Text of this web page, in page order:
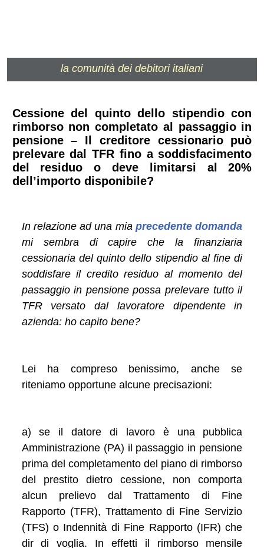
la comunità dei debitori italiani
Cessione del quinto dello stipendio con
rimborso non completato al passaggio in
pensione – Il creditore cessionario può
prelevare dal TFR fino a soddisfacimento
del residuo o deve limitarsi al 20%
dell’importo disponibile?
In relazione ad una miaprecedente domanda
mi sembra di capire che la finanziaria
cessionaria del quinto dello stipendio al fine di
soddisfare il credito residuo al momento del
passaggio in pensione possa prelevare tutto il
TFR versato dal lavoratore dipendente in
azienda: ho capito bene?
Lei ha compreso benissimo, anche se
riteniamo opportune alcune precisazioni:
a) se il datore di lavoro è una pubblica
Amministrazione (PA) il passaggio in pensione
prima del completamento del piano di rimborso
del prestito dietro cessione, non comporta
alcun prelievo dal Trattamento di Fine
Rapporto (TFR), Trattamento di Fine Servizio
(TFS) o Indennità di Fine Rapporto (IFR) che
dir di voglia. In effetti il rimborso mensile